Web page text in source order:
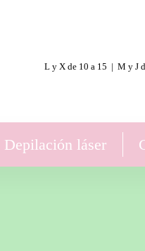
L y X de 10 a 15 | M y J
Depilación láser